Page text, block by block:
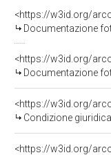
Documentazione
Documentazione
Condizione
<https://w3id.org/